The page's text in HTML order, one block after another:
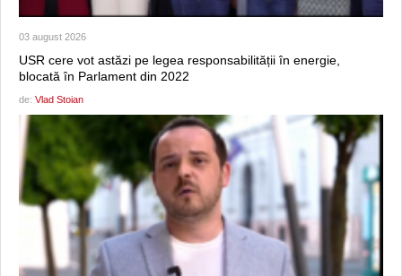
03 august 2026
USR cere vot astăzi pe legea responsabilității în energie,
blocată în Parlament din 2022
de: Vlad Stoian